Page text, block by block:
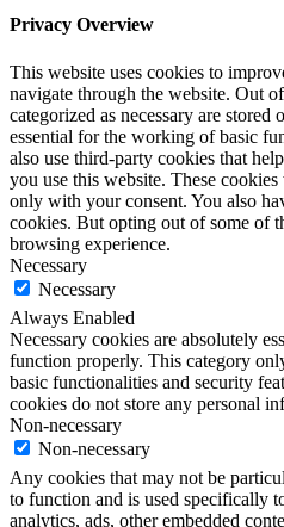
Privacy Overview
This website uses cookies to
navigate through the website. Out
categorized as necessary are stored
essential for the working of basic
also use third-party cookies that
you use this website. These
only with your consent. You also
cookies. But opting out of some of
browsing experience.
Necessary
Necessary
Always Enabled
Necessary cookies are absolutely
function properly. This category
basic functionalities and security
cookies do not store any personal
Non-necessary
Non-necessary
Any cookies that may not be
to function and is used specifically
analytics, ads, other embedded